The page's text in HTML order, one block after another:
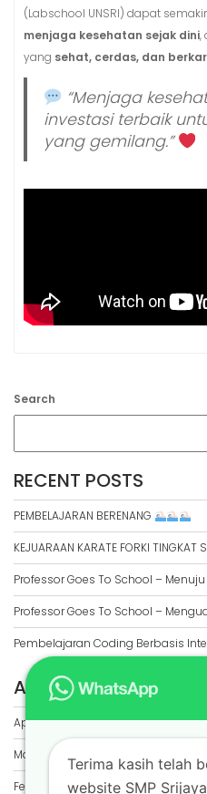
(Labschool UNSRI) dapat
menjaga kesehatan sejak dini,
yang sehat, cerdas, dan
“Menjaga
investasi terbaik
yang gemilang.”
Search
RECENT POSTS
PEMBELAJARAN BERENANG
KEJUARAAN KARATE FORKI TINGKAT
Professor Goes To School – Menuju
Professor Goes To School –
Pembelajaran Coding Berbasis
ARCHIVES
April 2026
March 2026
February 2026
Terima kasih telah
website SMP